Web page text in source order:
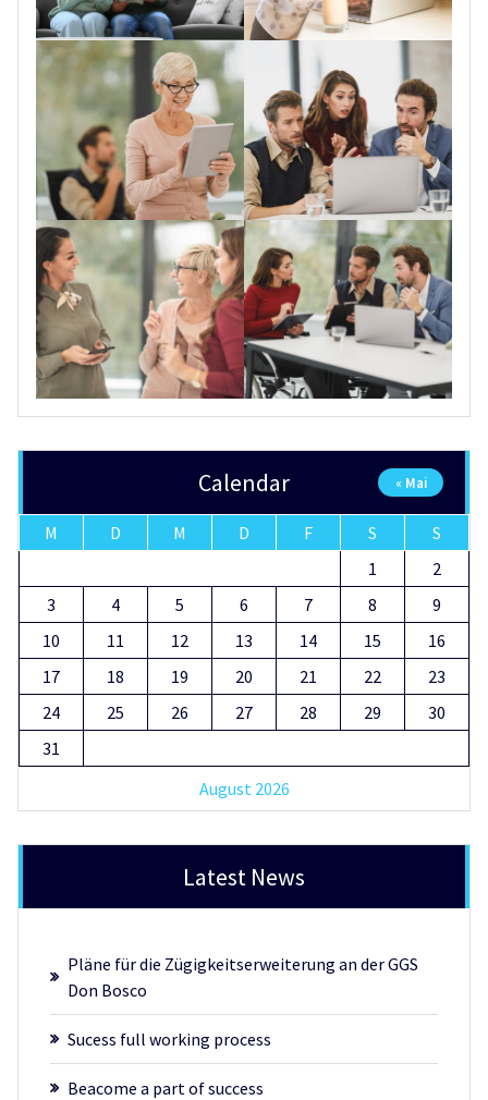
Calendar
August 2026
M D M D F S
S
1
2
3
4 5 6 7 8
9
10
11 12 13 14 15
16
17
18 19 20 21 22
23
24
25 26 27 28 29
30
31
« Mai
Latest News
Pläne für die Zügigkeitserweiterung an der GGS
Don Bosco
Sucess full working process
Beacome a part of success